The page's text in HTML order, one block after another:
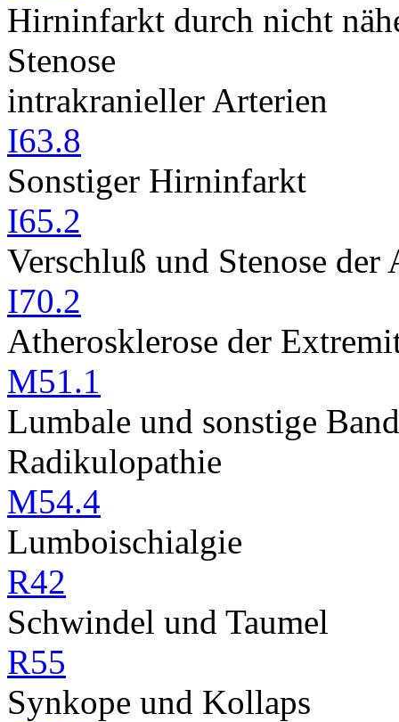
Hirninfarkt durch nicht
Stenose
intrakranieller Arterien
I63.8
Sonstiger Hirninfarkt
I65.2
Verschluß und Stenose der
I70.2
Atherosklerose der
M51.1
Lumbale und sonstige
Radikulopathie
M54.4
Lumboischialgie
R42
Schwindel und Taumel
R55
Synkope und Kollaps